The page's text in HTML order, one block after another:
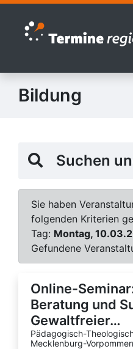
Zur Navigation springen
Zum Inhalt springen
Bildung
Suchen
Sie haben
folgenden Kriterien
Tag: Montag,
Gefundene
Online-
Beratung und
Gewaltfreier…
Pädagogisch-
Mecklenburg-